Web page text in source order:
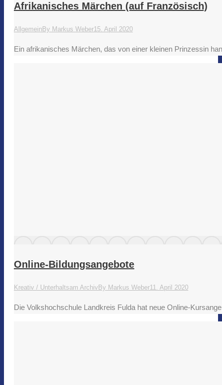
Afrikanisches Märchen (auf Französisch)
AllgemeinBy Markus Weber15. April 2020
Ein afrikanisches Märchen, das von einer kleinen Prinzessin
Online-Bildungsangebote
Kreativ / Unterhaltsam Archiv By Markus Weber11. April 2020
Die Volkshochschule Landkreis Fulda hat neue Online-